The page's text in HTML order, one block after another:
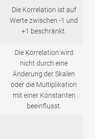
Die Korrelation ist auf
Werte zwischen -1 und
+1 beschränkt.
Die Korrelation wird
nicht durch eine
Änderung der Skalen
oder die Multiplikation
mit einer Konstanten
beeinflusst.